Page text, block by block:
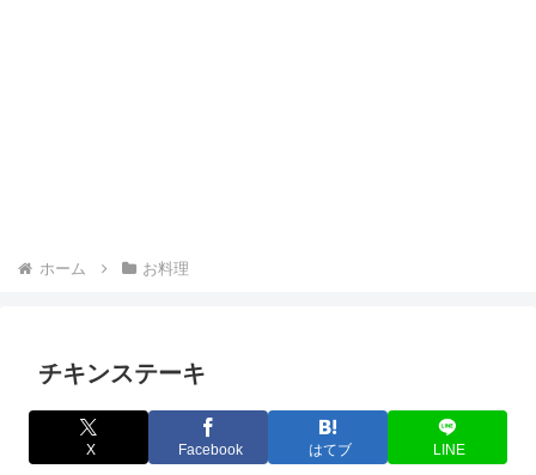
ホーム お料理
チキンステーキ
X Facebook はてブ LINE